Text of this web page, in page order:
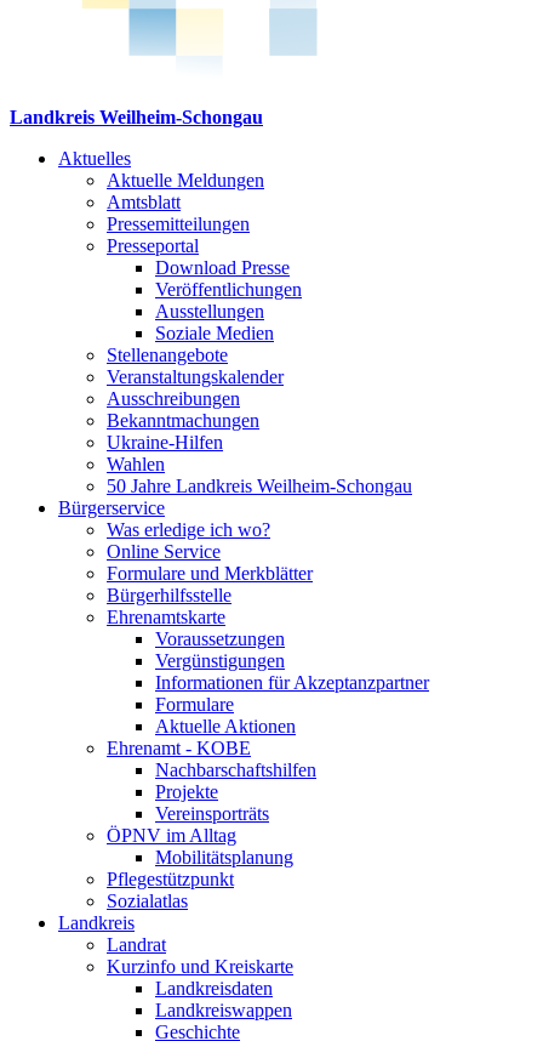
Landkreis Weilheim-Schongau
Aktuelles
Aktuelle Meldungen
Amtsblatt
Pressemitteilungen
Presseportal
Download Presse
Veröffentlichungen
Ausstellungen
Soziale Medien
Stellenangebote
Veranstaltungskalender
Ausschreibungen
Bekanntmachungen
Ukraine-Hilfen
Wahlen
50 Jahre Landkreis Weilheim-Schongau
Bürgerservice
Was erledige ich wo?
Online Service
Formulare und Merkblätter
Bürgerhilfsstelle
Ehrenamtskarte
Voraussetzungen
Vergünstigungen
Informationen für Akzeptanzpartner
Formulare
Aktuelle Aktionen
Ehrenamt - KOBE
Nachbarschaftshilfen
Projekte
Vereinsporträts
ÖPNV im Alltag
Mobilitätsplanung
Pflegestützpunkt
Sozialatlas
Landkreis
Landrat
Kurzinfo und Kreiskarte
Landkreisdaten
Landkreiswappen
Geschichte